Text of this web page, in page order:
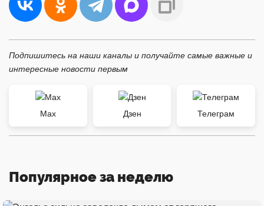
Подпишитесь на наши каналы и получайте самые важные и
интересные новости первым
Max Дзен Телеграм
Популярное за неделю